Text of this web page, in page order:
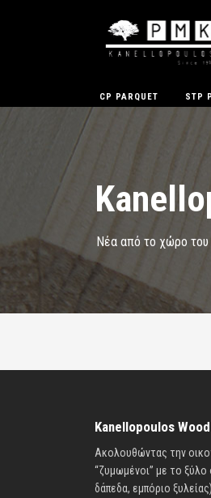
CP PARQUET STP
Νέα από το χώρο του
Kanellopoulos Wood
Ακολουθώντας την
“ζυμωμένοι” με το ξύλο
δάπεδα, εμπόριο